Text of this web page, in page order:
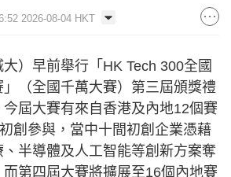
2026-08-04 HKT
）早前舉行「HK Tech 300全國
（全國千萬大賽）第三屆頒獎禮
屆大賽有來自香港及內地12個賽
創參與，當中十間初創企業憑藉
半導體及人工智能等創新方案奪
第四屆大賽將擴展至16個內地賽